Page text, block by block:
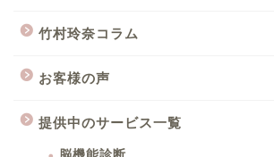
竹村玲奈コラム
お客様の声
提供中のサービス一覧